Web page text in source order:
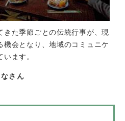
た季節ごとの伝統行事が、現
機会となり、地域のコミュニケ
ます。
さん